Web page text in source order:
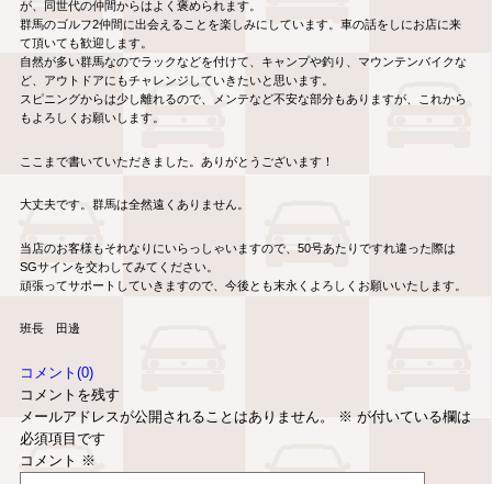
が、同世代の仲間からはよく褒められます。
群馬のゴルフ2仲間に出会えることを楽しみにしています。車の話をしにお店に来
て頂いても歓迎します。
自然が多い群馬なのでラックなどを付けて、キャンプや釣り、マウンテンバイクな
ど、アウトドアにもチャレンジしていきたいと思います。
スピニングからは少し離れるので、メンテなど不安な部分もありますが、これから
もよろしくお願いします。
ここまで書いていただきました。ありがとうございます！
大丈夫です。群馬は全然遠くありません。
当店のお客様もそれなりにいらっしゃいますので、50号あたりですれ違った際は
SGサインを交わしてみてください。
頑張ってサポートしていきますので、今後とも末永くよろしくお願いいたします。
班長 田邊
コメント(0)
コメントを残す
メールアドレスが公開されることはありません。
※ が付いている欄は
必須項目です
コメント ※